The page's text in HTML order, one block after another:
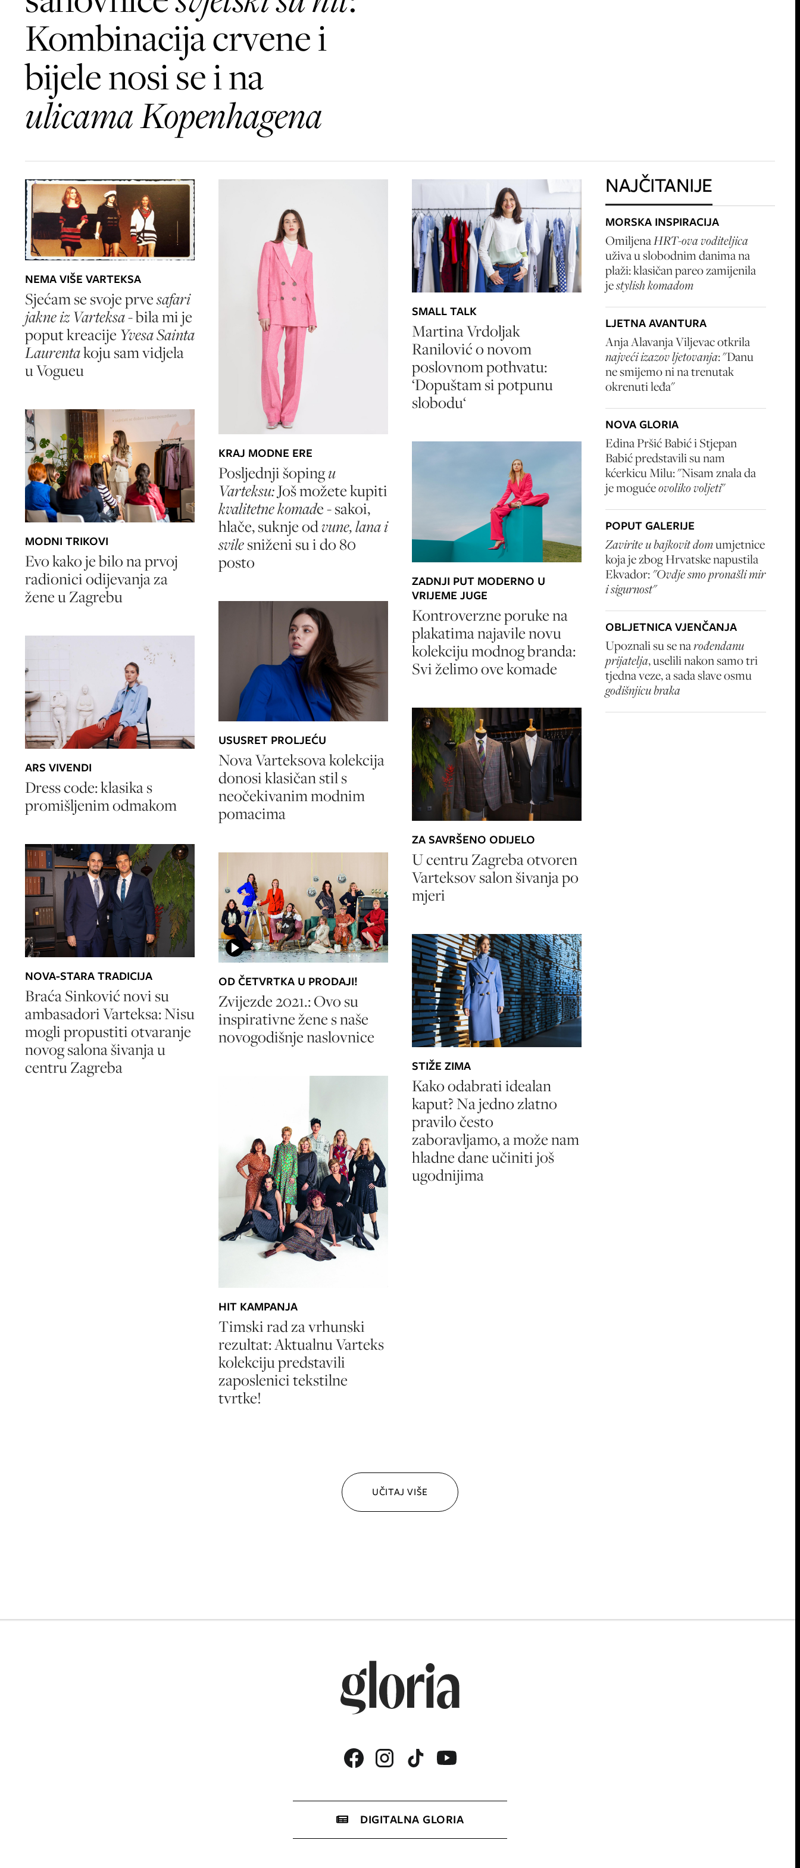
Kombinacija crvene i
bijele nosi se i na
ulicama Kopenhagena
NEMA VIŠE VARTEKSA
Sjećam se svoje prvesafari
jakne iz Varteksa- bila mi je
poput kreacije Yvesa Sainta
Laurentakoju sam vidjela
u Vogueu
MODNI TRIKOVI
Evo kako je bilo na prvoj
radionici odijevanja za
žene u Zagrebu
ARS VIVENDI
Dress code: klasika s
promišljenim odmakom
NOVA-STARA TRADICIJA
Braća Sinković novi su
ambasadori Varteksa: Nisu
mogli propustiti otvaranje
novog salona šivanja u
centru Zagreba
KRAJ MODNE ERE
Posljednji šopingu
Varteksu:Još možete kupiti
kvalitetne komade - sakoi,
hlače, suknje odvune, lana i
svilesniženi su i do 80
posto
USUSRET PROLJEĆU
Nova Varteksova kolekcija
donosi klasičan stil s
neočekivanim modnim
pomacima
OD ČETVRTKA U PRODAJI!
Zvijezde 2021.: Ovo su
inspirativne žene s naše
novogodišnje naslovnice
HIT KAMPANJA
Timski rad za vrhunski
rezultat: Aktualnu Varteks
kolekciju predstavili
zaposlenici tekstilne
tvrtke!
SMALL TALK
Martina Vrdoljak
Ranilović o novom
poslovnom pothvatu:
‘Dopuštam si potpunu
slobodu‘
ZADNJI PUT MODERNO U
VRIJEME JUGE
Kontroverzne poruke na
plakatima najavile novu
kolekciju modnog branda:
Svi želimo ove komade
ZA SAVRŠENO ODIJELO
U centru Zagreba otvoren
Varteksov salon šivanja po
mjeri
STIŽE ZIMA
Kako odabrati idealan
kaput? Na jedno zlatno
pravilo često
zaboravljamo, a može nam
hladne dane učiniti još
ugodnijima
NAJČITANIJE
MORSKA INSPIRACIJA
OmiljenaHRT-ova voditeljica
uživa u slobodnim danima na
plaži: klasičan pareo zamijenila
jestylish komadom
LJETNA AVANTURA
Anja Alavanja Viljevac otkrila
najveći izazov ljetovanja: "Danu
ne smijemo ni na trenutak
okrenuti leđa"
NOVA GLORIA
Edina Pršić Babić i Stjepan
Babić predstavili su nam
kćerkicu Milu: "Nisam znala da
je mogućeovoliko voljeti"
POPUT GALERIJE
Zavirite u bajkovit domumjetnice
koja je zbog Hrvatske napustila
Ekvador:"Ovdje smo pronašli mir
i sigurnost"
OBLJETNICA VJENČANJA
Upoznali su se narođendanu
prijatelja, uselili nakon samo tri
tjedna veze, a sada slave osmu
godišnjicu braka
UČITAJ VIŠE
DIGITALNA GLORIA